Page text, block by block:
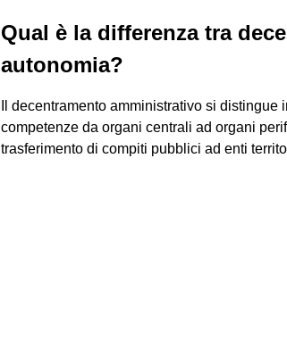
Qual è la differenza tra
autonomia?
Il decentramento amministrativo si
competenze da organi centrali ad organi
trasferimento di compiti pubblici ad enti